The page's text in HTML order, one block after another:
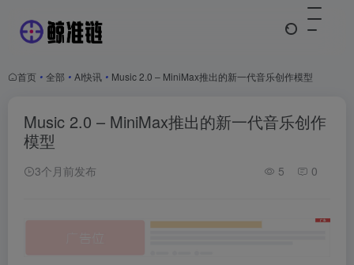
首页 • 全部 • AI快讯 • Music 2.0 – MiniMax推出的新一代音乐创作模型
Music 2.0 – MiniMax推出的新一代音乐创作
模型
3个月前发布 5 0